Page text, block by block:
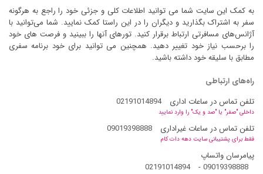
به کمک این سایت شما می توانید اطلاعات کلی و جزئی خود را راجع به هرگونه
سفر به اشتراک بگذارید و دیگران را در این راستا کمک نمایید. شما می‌توانید با
آژانس‌های مسافرتی ارتباط برقرار کنید. تورهای آنها را ببینید و فرصت های خود
را برحسب نیاز خود تغییر دهید. همچنین می توانید برای خود برنامه سفری
مطابق با سلیقه خود داشته باشید.
راه‌های ارتباطی
تلفن تماس در ساعات اداری
02191014894
داخلی "صفر" یا "صد و یک" را وارد نمایید
تلفن تماس در ساعات غیراداری 09019398888
فقط برای پشتیبانی سایت دهه دات کام
پیامرسان واتساپ
09019398888
-
02191014894